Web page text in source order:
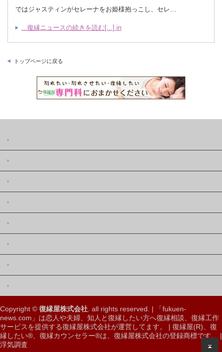
ではジャスティンがセレーナをお姫様抱っこし、セレ…
...復縁ニュースの続きを読む[...] in
トップページに戻る
Copyright © 復縁屋株式会社 . all rights reserved. | 「fukuen-
news.com」は恋人や夫婦、知人と復縁したい方へ復縁相談、復縁工作
サービスを提供する復縁屋株式会社が運営してます。 | 復縁屋(R)
復
縁したい®
復縁カウンセラー®は、 復縁屋株式会社の登録商標です。 |
浮気調査